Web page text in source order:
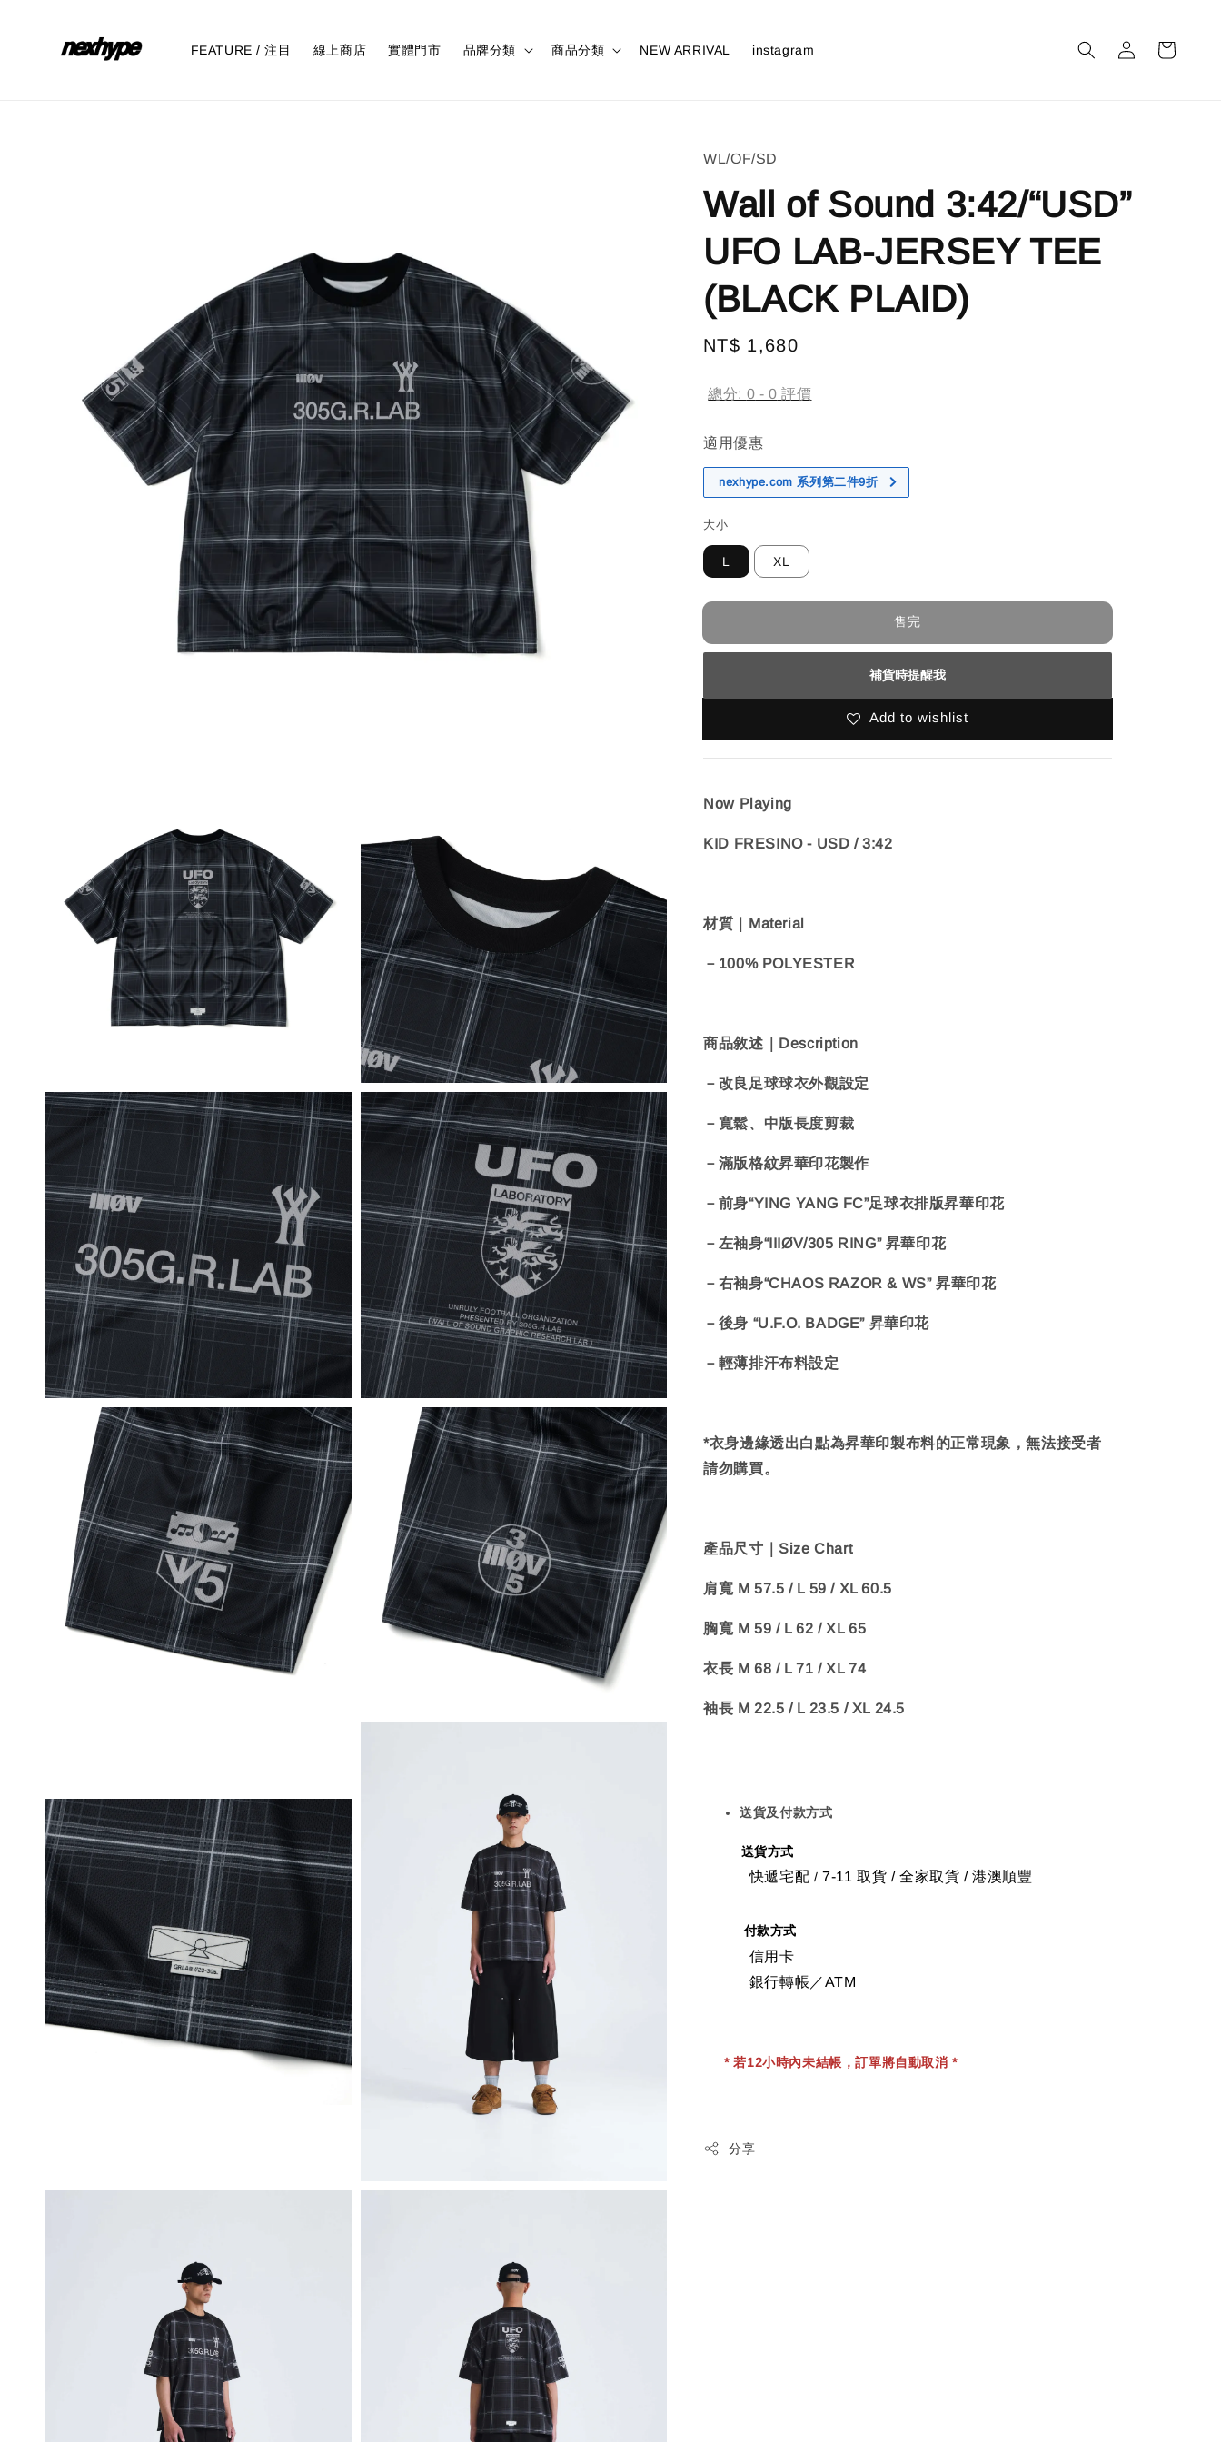
FEATURE / 注目 線上商店 實體門市 品牌分類 商品分類 NEW ARRIVAL instagram
WL/OF/SD
Wall of Sound 3:42/“USD”
UFO LAB-JERSEY TEE
(BLACK PLAID)
Regular
NT$ 1,680
總分: 0 -0 評價
適用優惠
nexhype.com 系列第二件9折
大小
L XL
售完
補貨時提醒我
Add to wishlist
Now Playing
KID FRESINO - USD / 3:42
材質｜Material
－100% POLYESTER
商品敘述｜Description
－改良足球球衣外觀設定
－寬鬆、中版長度剪裁
－滿版格紋昇華印花製作
－前身“YING YANG FC”足球衣排版昇華印花
－左袖身“IIIØV/305 RING” 昇華印花
－右袖身“CHAOS RAZOR & WS” 昇華印花
－後身 “U.F.O. BADGE” 昇華印花
－輕薄排汗布料設定
*衣身邊緣透出白點為昇華印製布料的正常現象，無法接受者
請勿購買。
產品尺寸｜Size Chart
肩寬 M 57.5 / L 59 / XL 60.5
胸寬 M 59 / L 62 / XL 65
衣長 M 68 / L 71 / XL 74
袖長 M 22.5 / L 23.5 / XL 24.5
送貨及付款方式
送貨方式
快遞宅配 / 7-11 取貨 /全家取貨 / 港澳順豐
付款方式
信用卡
銀行轉帳／ATM
* 若12小時內未結帳，訂單將自動取消 *
分享